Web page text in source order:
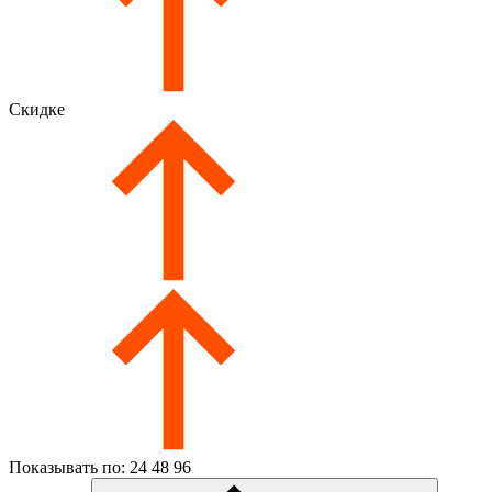
Скидке
Показывать по: 24 48 96